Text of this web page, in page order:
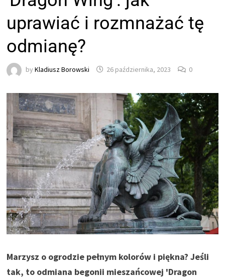
uprawiać i rozmnażać tę
odmianę?
byKladiusz Borowski 26 października, 2023 0
Marzysz o ogrodzie pełnym kolorów i piękna? Jeśli
tak, to odmiana begonii mieszańcowej 'Dragon